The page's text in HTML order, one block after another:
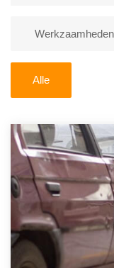
Zoekt u liever
U kunt er ook
verkopen en op te
Ophaaldienst van
auto gratis
contact op of
direct een
aanvragen? Dat
kenteken in en
Alle